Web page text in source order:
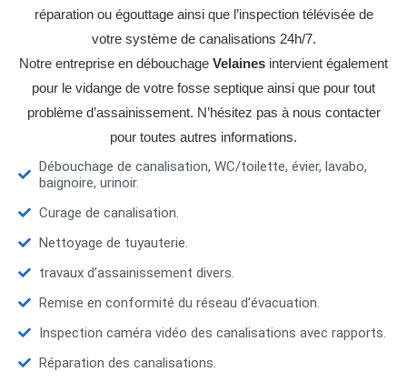
réparation ou égouttage ainsi que l’inspection télévisée de
votre système de canalisations 24h/7.
Notre entreprise en débouchage Velaines intervient également
pour le vidange de votre fosse septique ainsi que pour tout
problème d’assainissement. N’hésitez pas à nous contacter
pour toutes autres informations.
Débouchage de canalisation, WC/toilette, évier, lavabo,
baignoire, urinoir.
Curage de canalisation.
Nettoyage de tuyauterie.
travaux d’assainissement divers.
Remise en conformité du réseau d'évacuation.
Inspection caméra vidéo des canalisations avec rapports.
Réparation des canalisations.